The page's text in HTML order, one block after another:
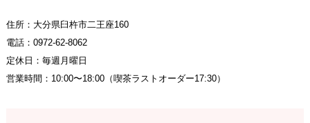
住所：大分県臼杵市二王座160
電話：0972-62-8062
定休日：毎週月曜日
営業時間：10:00〜18:00（喫茶ラストオーダー17:30）